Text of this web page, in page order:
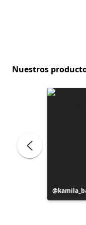
Nuestros
realizada